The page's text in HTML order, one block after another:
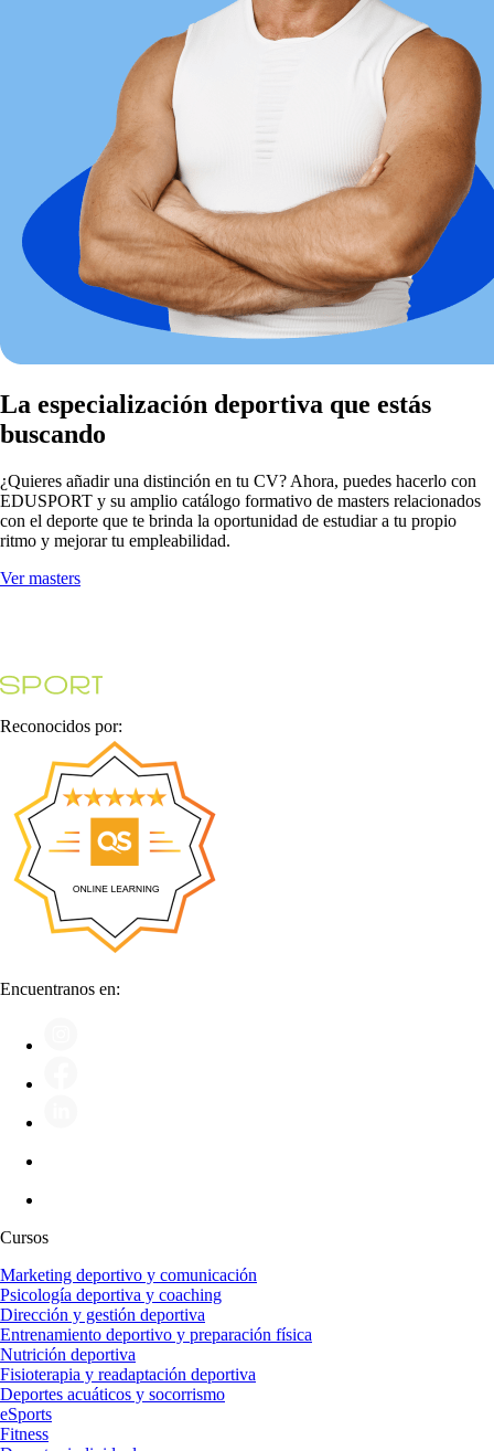
La especialización deportiva que estás
buscando
¿Quieres añadir una distinción en tu CV? Ahora, puedes hacerlo con
EDUSPORT y su amplio catálogo formativo de masters relacionados
con el deporte que te brinda la oportunidad de estudiar a tu propio
ritmo y mejorar tu empleabilidad.
Ver masters
Reconocidos por:
Encuentranos en:
Cursos
Marketing deportivo y comunicación
Psicología deportiva y coaching
Dirección y gestión deportiva
Entrenamiento deportivo y preparación física
Nutrición deportiva
Fisioterapia y readaptación deportiva
Deportes acuáticos y socorrismo
eSports
Fitness